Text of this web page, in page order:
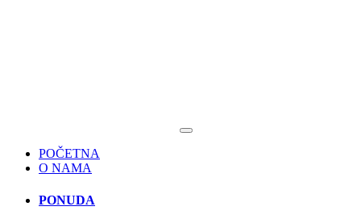
POČETNA
O NAMA
PONUDA